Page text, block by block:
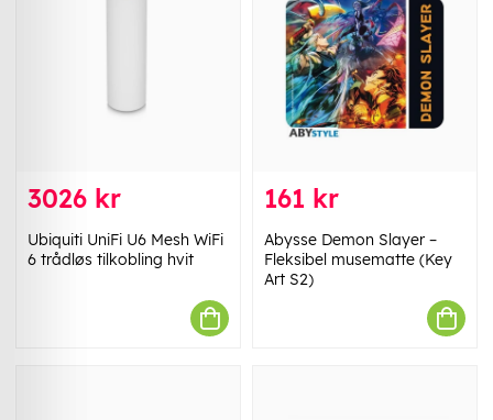
3026 kr
Ubiquiti UniFi U6 Mesh WiFi
6 trådløs tilkobling hvit
161 kr
Abysse Demon Slayer –
Fleksibel musematte (Key
Art S2)